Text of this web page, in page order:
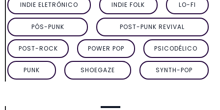
INDIE ELETRÔNICO INDIE FOLK LO-FI
PÓS-PUNK POST-PUNK REVIVAL
POST-ROCK POWER POP PSICODÉLICO
PUNK SHOEGAZE SYNTH-POP